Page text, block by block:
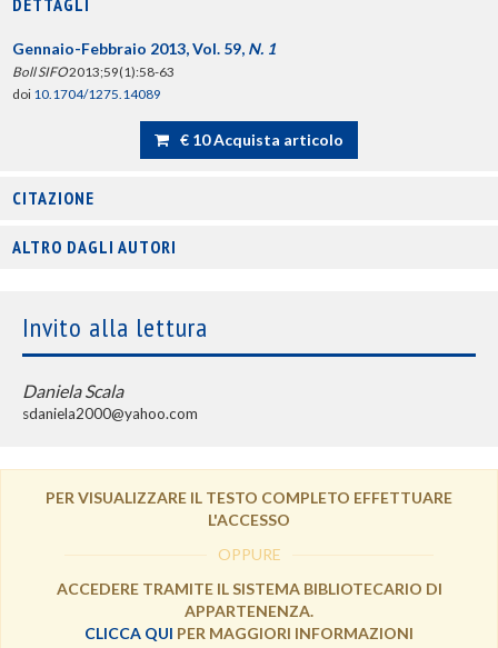
DETTAGLI
Gennaio-Febbraio 2013, Vol. 59, N. 1
Boll SIFO2013;59(1):58-63
doi 10.1704/1275.14089
€ 10 Acquista articolo
CITAZIONE
ALTRO DAGLI AUTORI
Invito alla lettura
Daniela Scala
sdaniela2000@yahoo.com
PER VISUALIZZARE IL TESTO COMPLETO EFFETTUARE
L'ACCESSO
OPPURE
ACCEDERE TRAMITE IL SISTEMA BIBLIOTECARIO DI
APPARTENENZA.
CLICCA QUI PER MAGGIORI INFORMAZIONI